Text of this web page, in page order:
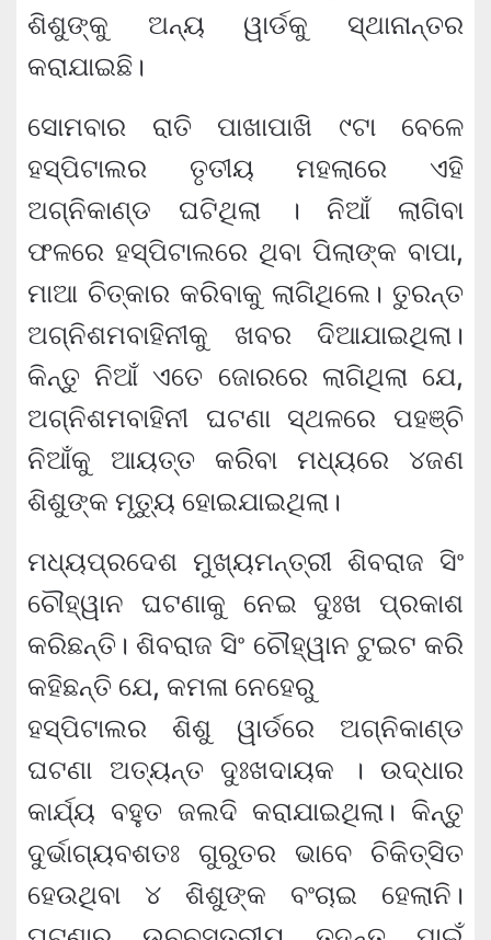
ଶିଶୁଙ୍କୁ ଅନ୍ୟ ୱାର୍ଡକୁ ସ୍ଥାନାନ୍ତର
କରାଯାଇଛି।
ସୋମବାର ରାତି ପାଖାପାଖି ୯ଟା ବେଳେ
ହସ୍ପିଟାଲର ତୃତୀୟ ମହଲାରେ ଏହି
ଅଗ୍ନିକାଣ୍ଡ ଘଟିଥିଲା । ନିଆଁ ଲାଗିବା
ଫଳରେ ହସ୍ପିଟାଲରେ ଥିବା ପିଲାଙ୍କ ବାପା,
ମାଆ ଚିତ୍କାର କରିବାକୁ ଲାଗିଥିଲେ। ତୁରନ୍ତ
ଅଗ୍ନିଶମବାହିନୀକୁ ଖବର ଦିଆଯାଇଥିଲା।
କିନ୍ତୁ ନିଆଁ ଏତେ ଜୋରରେ ଲାଗିଥିଲା ଯେ,
ଅଗ୍ନିଶମବାହିନୀ ଘଟଣା ସ୍ଥଳରେ ପହଞ୍ଚି
ନିଆଁକୁ ଆୟତ୍ତ କରିବା ମଧ୍ୟରେ ୪ଜଣ
ଶିଶୁଙ୍କ ମୃତ୍ୟୁ ହୋଇଯାଇଥିଲା।
ମଧ୍ୟପ୍ରଦେଶ ମୁଖ୍ୟମନ୍ତ୍ରୀ ଶିବରାଜ ସିଂ
ଚୌହ୍ୱାନ ଘଟଣାକୁ ନେଇ ଦୁଃଖ ପ୍ରକାଶ
କରିଛନ୍ତି। ଶିବରାଜ ସିଂ ଚୌହ୍ୱାନ ଟୁଇଟ କରି
କହିଛନ୍ତି ଯେ, କମଳା ନେହେରୁ
ହସ୍ପିଟାଲର ଶିଶୁ ୱାର୍ଡରେ ଅଗ୍ନିକାଣ୍ଡ
ଘଟଣା ଅତ୍ୟନ୍ତ ଦୁଃଖଦାୟକ । ଉଦ୍ଧାର
କାର୍ଯ୍ୟ ବହୁତ ଜଲଦି କରାଯାଇଥିଲା। କିନ୍ତୁ
ଦୁର୍ଭାଗ୍ୟବଶତଃ ଗୁରୁତର ଭାବେ ଚିକିତ୍ସିତ
ହେଉଥିବା ୪ ଶିଶୁଙ୍କ ବଂଚାଇ ହେଲାନି।